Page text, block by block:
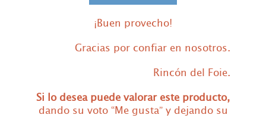
¡Buen provecho!
Gracias por confiar en nosotros.
Rincón del Foie.
Si lo desea puede valorar este producto,
dando su voto “Me gusta” y dejando su